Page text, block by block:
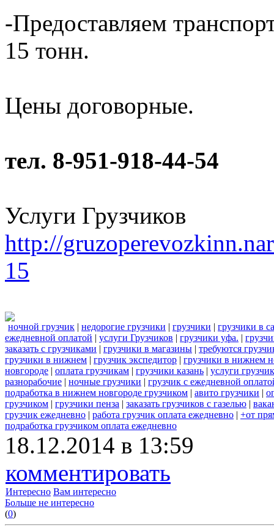
-Предоставляем
15 тонн.
Цены договорные.
тел. 8-951-918-44-54
Услуги Грузчиков
http://
15
ночной грузчик | недорогие грузчики | грузчики | грузчики в
ежедневной оплатой | услуги Грузчиков | грузчики уфа. |
заказать с грузчиками | грузчики в магазины | требуются
грузчики в нижнем | грузчик экспедитор | грузчики в нижнем
новгороде | оплата грузчикам | грузчики казань | услуги
разнорабочие | ночные грузчики | грузчик с ежедневной
подработка в нижнем новгороде грузчиком | авито грузчики |
грузчиком | грузчики пенза | заказать грузчиков с газелью |
грузчик ежедневно | работа грузчик оплата ежедневно | +от
подработка грузчиком оплата ежедневно
18.12.2014 в 13:59
комментировать
Интересно Вам интересно
Больше не интересно
(0)